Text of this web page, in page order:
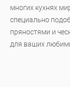
многих кухнях
специально
пряностями и
для ваших